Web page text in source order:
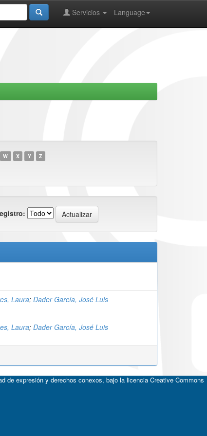
Language
Servicios
W X Y Z
Laura; Dader García, José Luis
Laura; Dader García, José Luis
de expresión y derechos conexos, bajo la licencia Creative Commons